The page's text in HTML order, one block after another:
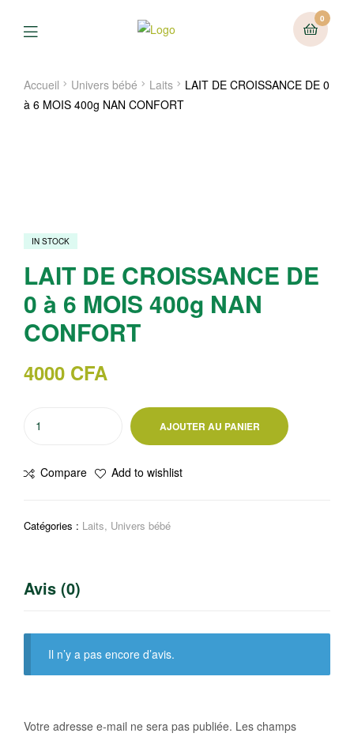
0
Menu
Accueil Univers bébé Laits
LAIT DE CROISSANCE DE 0
à 6 MOIS 400g NAN CONFORT
IN STOCK
LAIT DE CROISSANCE DE
0 à 6 MOIS 400g NAN
CONFORT
4000 CFA
DE
0
MOIS
NAN
CONFORT
AJOUTER AU PANIER
Compare Add to wishlist
Catégories : Laits, Univers bébé
Avis (0)
Il n’y a pas encore d’avis.
Votre adresse e-mail ne sera pas publiée. Les champs